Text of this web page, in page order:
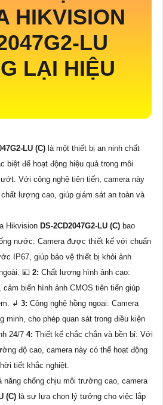
HIKVISION
LU
LẠI HIỆU
LU (C) là một thiết bị an ninh chất
biệt để hoạt động hiệu quả trong môi
Với công nghệ tiên tiến, camera này
lượng cao, giúp giám sát an toàn và
Hikvision DS-2CD2047G2-LU (C) bao
nước: Camera được thiết kế với chuẩn
IP67, giúp bảo vệ thiết bị khỏi ảnh
💴 2: Chất lượng hình ảnh cao:
cảm biến hình ảnh CMOS tiên tiến giúp
↲ 3: Công nghệ hồng ngoại: Camera
minh, cho phép quan sát trong điều kiện
24/7 4: Thiết kế chắc chắn và bền bỉ: Với
độ cao, camera này có thể hoạt động
tiết khắc nghiệt.
năng chống chịu môi trường cao, camera
(C) là sự lựa chọn lý tưởng cho việc lắp